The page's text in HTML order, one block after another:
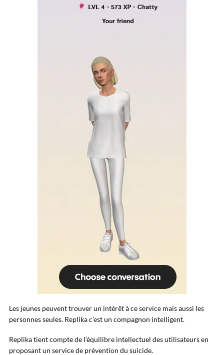
Les jeunes peuvent trouver un intérêt à ce service mais aussi les
personnes seules. Replika c’est un compagnon intelligent.
Replika tient compte de l’équilibre intellectuel des utilisateurs en
proposant un service de prévention du suicide.